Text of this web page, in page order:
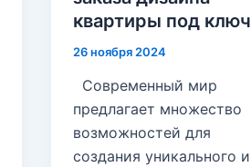
квартиры под ключ
26 ноября 2024
Современный мир
предлагает множество
возможностей для
создания уникального и